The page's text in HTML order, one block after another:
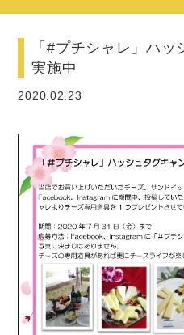
「#プチシャレ」ハ
実施中
2020.02.23